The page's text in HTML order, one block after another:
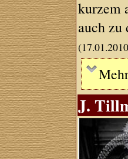
kurzem
auch zu
J.